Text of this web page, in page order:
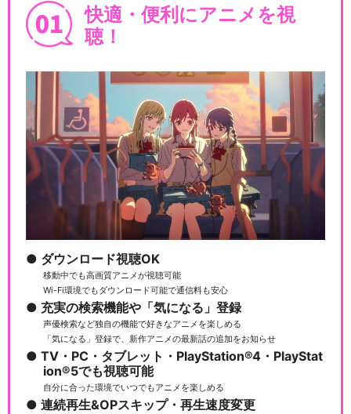
快適・便利にアニメを視
聴！
ダウンロード視聴OK
移動中でも高画質アニメが視聴可能
Wi-Fi環境でもダウンロード可能で通信料も安心
充実の検索機能や「気になる」登録
声優検索など独自の機能で好きなアニメを楽しめる
「気になる」登録で、新作アニメの最新話の追加をお知らせ
TV・PC・タブレット・PlayStation®4・PlayStat
ion®5でも視聴可能
自分に合った環境でいつでもアニメを楽しめる
連続再生&OPスキップ・再生速度変更